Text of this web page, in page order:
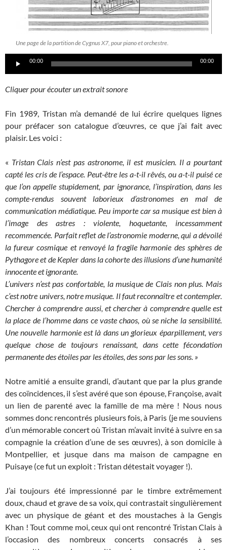
Une page de la partition de Cygnus X7, pour piano et orchestre.
Lecteur
audio
00:00 00:00
Cliquer pour écouter un extrait sonore
Fin 1989, Tristan m’a demandé de lui écrire quelques lignes
pour préfacer son catalogue d’œuvres, ce que j’ai fait avec
plaisir. Les voici :
« Tristan Clais n’est pas astronome, il est musicien. Il a pourtant
capté les cris de l’espace. Peut-être les a-t-il rêvés, ou a-t-il puisé ce
que l’on appelle stupidement, par ignorance, l’inspiration, dans les
compte-rendus souvent laborieux d’astronomes en mal de
communication médiatique. Peu importe car sa musique est bien à
l’image des astres : violente, hoquetante, incessamment
recommencée. Parfait reflet de l’astronomie moderne, qui a dévoilé
la fureur cosmique et renvoyé la fragile harmonie des sphères de
Pythagore et de Kepler dans la cohorte des illusions d’une humanité
innocente et ignorante.
L’univers n’est pas confortable, la musique de Clais non plus. Mais
c’est notre univers, notre musique. Il faut reconnaître et contempler.
Chercher à comprendre aussi, et chercher à comprendre quelle est
la place de l’homme dans ce vaste chaos, où se niche la sensibilité.
Une nouvelle harmonie est là dans un glorieux éparpillement, vers
quelque chose de toujours renaissant, dans cette fécondation
permanente des étoiles par les étoiles, des sons par les sons. »
Notre amitié a ensuite grandi, d’autant que par la plus grande
des coïncidences, il s’est avéré que son épouse, Françoise, avait
un lien de parenté avec la famille de ma mère ! Nous nous
sommes donc rencontrés plusieurs fois, à Paris (je me souviens
d’un mémorable concert où Tristan m’avait invité à suivre en sa
compagnie la création d’une de ses œuvres), à son domicile à
Montpellier, et jusque dans ma maison de campagne en
Puisaye (ce fut un exploit : Tristan détestait voyager !).
J’ai toujours été impressionné par le timbre extrêmement
doux, chaud et grave de sa voix, qui contrastait singulièrement
avec un physique de géant et des moustaches à la Gengis
Khan ! Tout comme moi, ceux qui ont rencontré Tristan Clais à
l’occasion des nombreux concerts consacrés à ses